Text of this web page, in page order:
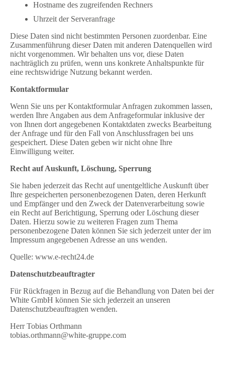
Hostname des zugreifenden Rechners
Uhrzeit der Serveranfrage
Diese Daten sind nicht bestimmten Personen zuordenbar. Eine
Zusammenführung dieser Daten mit anderen Datenquellen wird
nicht vorgenommen. Wir behalten uns vor, diese Daten
nachträglich zu prüfen, wenn uns konkrete Anhaltspunkte für
eine rechtswidrige Nutzung bekannt werden.
Kontaktformular
Wenn Sie uns per Kontaktformular Anfragen zukommen lassen,
werden Ihre Angaben aus dem Anfrageformular inklusive der
von Ihnen dort angegebenen Kontaktdaten zwecks Bearbeitung
der Anfrage und für den Fall von Anschlussfragen bei uns
gespeichert. Diese Daten geben wir nicht ohne Ihre
Einwilligung weiter.
Recht auf Auskunft, Löschung, Sperrung
Sie haben jederzeit das Recht auf unentgeltliche Auskunft über
Ihre gespeicherten personenbezogenen Daten, deren Herkunft
und Empfänger und den Zweck der Datenverarbeitung sowie
ein Recht auf Berichtigung, Sperrung oder Löschung dieser
Daten. Hierzu sowie zu weiteren Fragen zum Thema
personenbezogene Daten können Sie sich jederzeit unter der im
Impressum angegebenen Adresse an uns wenden.
Quelle: www.e-recht24.de
Datenschutzbeauftragter
Für Rückfragen in Bezug auf die Behandlung von Daten bei der
White GmbH können Sie sich jederzeit an unseren
Datenschutzbeauftragten wenden.
Herr Tobias Orthmann
tobias.orthmann@white-gruppe.com